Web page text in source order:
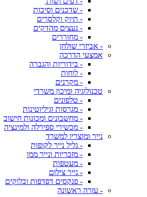
- שדכנים וסיכות
- תיוק וקלסרים
- נעצים מהדקים
- מחוררים
- אביזרי שולחן
אמצעי הדרכה
- בידוריות והגברה
- לוחות
- מקרנים
טכנולוגיה ומיכון משרדי
- טלפונים
- מגרסות וגיליוטינות
- מחשבונים ומכונות חישוב
- מכשירי ספירלה ולמינציה
נייר ומוצריו למשרד
- גליל נייר לקופות
- מזכריות ונייר ממו
- מעטפות
- נייר צילום
- פנקסים דפדפות ובלוקים
- עזרה ראשונה